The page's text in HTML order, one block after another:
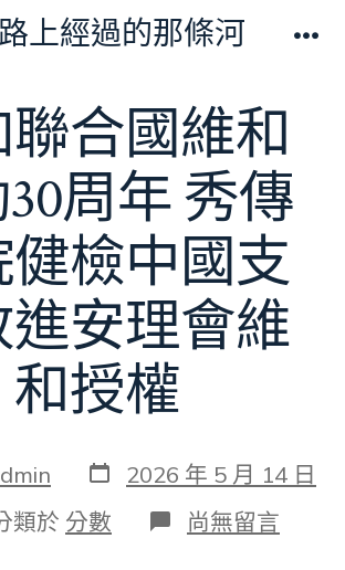
上經過的那條河
合國維和
周年 秀傳
檢中國支
安理會維
和授權
發
表
日
期
2026 年 5 月 14 日
類於 分數 在
〈參
尚無留言